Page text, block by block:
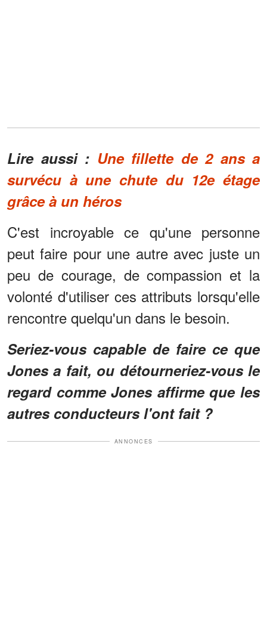
Lire aussi : Une fillette de 2 ans a
survécu à une chute du 12e étage
grâce à un héros
C'est incroyable ce qu'une personne
peut faire pour une autre avec juste un
peu de courage, de compassion et la
volonté d'utiliser ces attributs lorsqu'elle
rencontre quelqu'un dans le besoin.
Seriez-vous capable de faire ce que
Jones a fait, ou détourneriez-vous le
regard comme Jones affirme que les
autres conducteurs l'ont fait ?
ANNONCES